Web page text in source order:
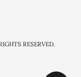
RESERVED.